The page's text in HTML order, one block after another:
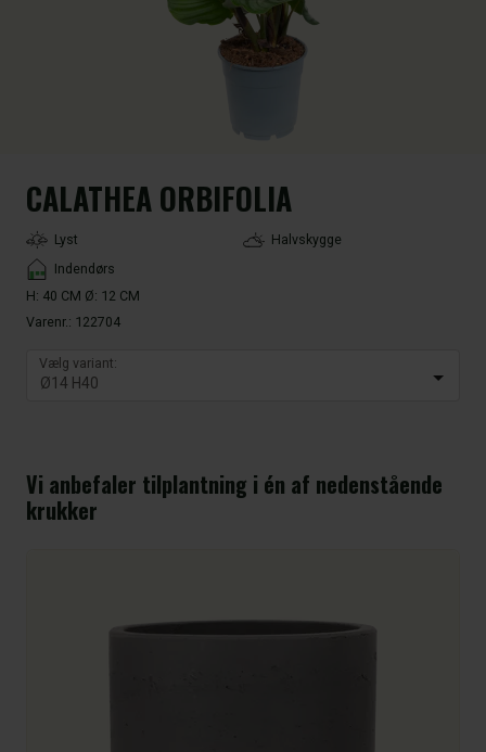
CALATHEA ORBIFOLIA
LightType
Lyst
Halvskygge
Placement
Indendørs
H: 40 CM Ø: 12 CM
Varenr.: 122704
Vælg variant:
Vi anbefaler tilplantning i én af nedenstående
krukker